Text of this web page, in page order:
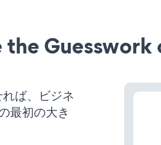
the
ば、ビジネ
最初の大き